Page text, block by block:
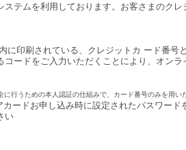
ステムを利用しております。お客さまのク
印刷されている、クレジットカ ード番号
ードをご入力いただくことにより、オン
に行うための本人認証の仕組みで、カード番号のみを用
ードお申し込み時に設定されたパスワー
い